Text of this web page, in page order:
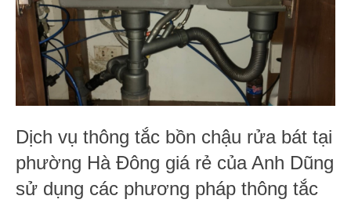
Dịch vụ thông tắc bồn chậu rửa bát tại
phường Hà Đông giá rẻ của Anh Dũng
sử dụng các phương pháp thông tắc